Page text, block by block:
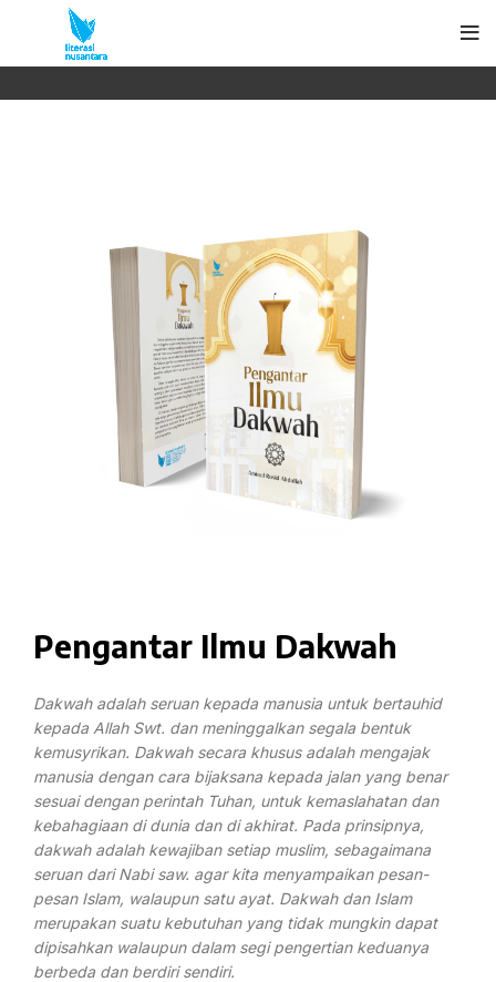
Pengantar Ilmu Dakwah
Dakwah adalah seruan kepada manusia untuk bertauhid
kepada Allah Swt. dan meninggalkan segala bentuk
kemusyrikan. Dakwah secara khusus adalah mengajak
manusia dengan cara bijaksana kepada jalan yang benar
sesuai dengan perintah Tuhan, untuk kemaslahatan dan
kebahagiaan di dunia dan di akhirat. Pada prinsipnya,
dakwah adalah kewajiban setiap muslim, sebagaimana
seruan dari Nabi saw. agar kita menyampaikan pesan-
pesan Islam, walaupun satu ayat. Dakwah dan Islam
merupakan suatu kebutuhan yang tidak mungkin dapat
dipisahkan walaupun dalam segi pengertian keduanya
berbeda dan berdiri sendiri.